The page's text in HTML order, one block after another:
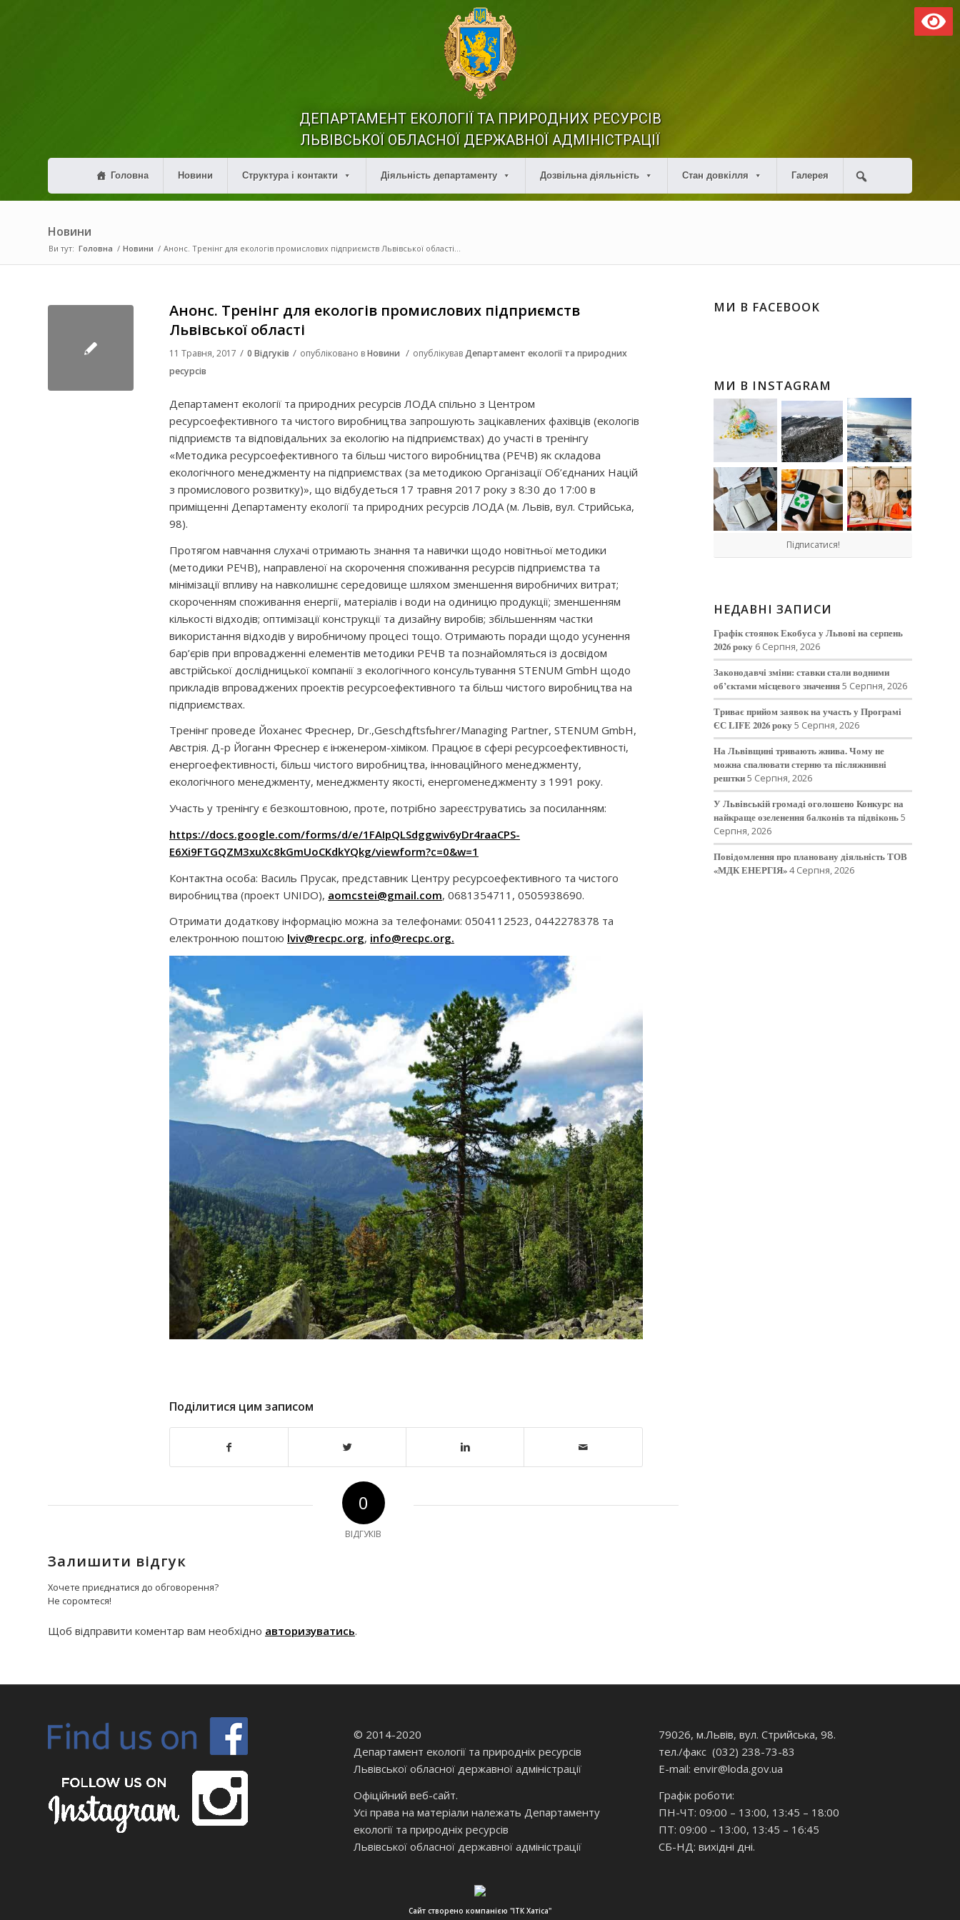
ДЕПАРТАМЕНТ ЕКОЛОГІЇ ТА ПРИРОДНИХ РЕСУРСІВ
ЛЬВІВСЬКОЇ ОБЛАСНОЇ ДЕРЖАВНОЇ АДМІНІСТРАЦІЇ
Головна Новини Структура і контакти Діяльність департаменту Дозвільна діяльність Стан довкілля Галерея
Новини
Ви тут: Головна / Новини / Анонс. Тренінг для екологів промислових підприємств Львівської області...
Анонс. Тренінг для екологів промислових підприємств
Львівської області
11 Травня, 2017 / 0 Відгуків / опубліковано вНовини / опублікувавДепартамент екології та природних
ресурсів
Департамент екології та природних ресурсів ЛОДА спільно з Центром
ресурсоефективного та чистого виробництва запрошують зацікавлених фахівців (екологів
підприємств та відповідальних за екологію на підприємствах) до участі в тренінгу
«Методика ресурсоефективного та більш чистого виробництва (РЕЧВ) як складова
екологічного менеджменту на підприємствах (за методикою Організації Об’єднаних Націй
з промислового розвитку)», що відбудеться 17 травня 2017 року з 8:30 до 17:00 в
приміщенні Департаменту екології та природних ресурсів ЛОДА (м. Львів, вул. Стрийська,
98).
Протягом навчання слухачі отримають знання та навички щодо новітньої методики
(методики РЕЧВ), направленої на скорочення споживання ресурсів підприємства та
мінімізації впливу на навколишнє середовище шляхом зменшення виробничих витрат;
скороченням споживання енергії, матеріалів і води на одиницю продукції; зменшенням
кількості відходів; оптимізації конструкції та дизайну виробів; збільшенням частки
використання відходів у виробничому процесі тощо. Отримають поради щодо усунення
бар’єрів при впровадженні елементів методики РЕЧВ та познайомляться із досвідом
австрійської дослідницької компанії з екологічного консультування STENUM GmbH щодо
прикладів впроваджених проектів ресурсоефективного та більш чистого виробництва на
підприємствах.
Тренінг проведе Йоханес Фреснер, Dr.,Geschдftsfьhrer/Managing Partner, STENUM GmbH,
Австрія. Д-р Йоганн Фреснер є інженером-хіміком. Працює в сфері ресурсоефективності,
енергоефективності, більш чистого виробництва, інноваційного менеджменту,
екологічного менеджменту, менеджменту якості, енергоменеджменту з 1991 року.
Участь у тренінгу є безкоштовною, проте, потрібно зареєструватись за посиланням:
https://docs.google.com/forms/d/e/1FAIpQLSdggwiv6yDr4raaCPS-
E6Xi9FTGQZM3xuXc8kGmUoCKdkYQkg/viewform?c=0&w=1
Контактна особа: Василь Прусак, представник Центру ресурсоефективного та чистого
виробництва (проект UNIDO), aomcstei@gmail.com, 0681354711, 0505938690.
Отримати додаткову інформацію можна за телефонами: 0504112523, 0442278378 та
електронною поштою lviv@recpc.org, info@recpc.org.
Поділитися цим записом
0
ВІДГУКІВ
Залишити відгук
Хочете приєднатися до обговорення?
Не соромтеся!
Щоб відправити коментар вам необхідно авторизуватись.
МИ В FACEBOOK
МИ В INSTAGRAM
Підписатися!
НЕДАВНІ ЗАПИСИ
Графік стоянок Екобуса у Львові на серпень
2026 року 6 Серпня, 2026
Законодавчі зміни: ставки стали водними
об’єктами місцевого значення5 Серпня, 2026
Триває прийом заявок на участь у Програмі
ЄС LIFE 2026 року5 Серпня, 2026
На Львівщині тривають жнива. Чому не
можна спалювати стерню та післяжнивні
рештки5 Серпня, 2026
У Львівській громаді оголошено Конкурс на
найкраще озеленення балконів та підвіконь5
Серпня, 2026
Повідомлення про плановану діяльність ТОВ
«МДК ЕНЕРГІЯ»4 Серпня, 2026
© 2014-2020
Департамент екології та природніх ресурсів
Львівської обласної державної адміністрації
Офіційний веб-сайт.
Усі права на матеріали належать Департаменту
екології та природніх ресурсів
Львівської обласної державної адміністрації
79026, м.Львів, вул. Стрийська, 98.
тел./факс (032) 238-73-83
E-mail: envir@loda.gov.ua
Графік роботи:
ПН-ЧТ: 09:00 – 13:00, 13:45 – 18:00
ПТ: 09:00 – 13:00, 13:45 – 16:45
СБ-НД: вихідні дні.
Сайт створено компанією "ІТК Хатіса"